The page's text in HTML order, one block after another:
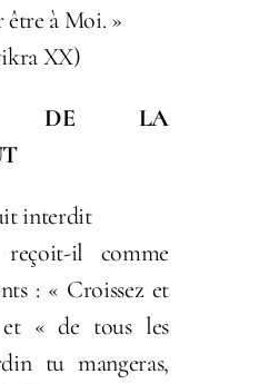
à Moi. »
XX)
DE LA
interdit
il comme
: « Croissez et
« de tous les
tu mangeras,